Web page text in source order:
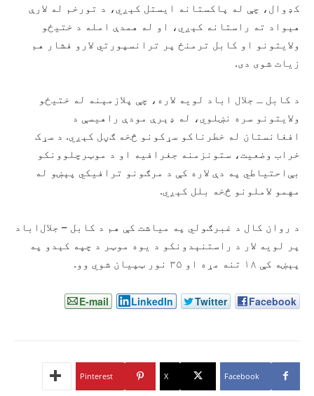
کډوال، چې له پاکستانه ایستل کېږي، د تورخم له لارې
هېواد ته راستانه کېږي، او له همدې امله د ختیځو
ولایتونو او کابل ترمنځ پر ترانسپورتي لارو فشار هم
زیات شوی دی.
د کابل ـ جلال اباد لویه لاره، چې پلازمېنه له ختیځو
ولایتونو سره نښلوي، له ډېرې مودې راهیسې د
افغانستان له خطرناکو سړکونو څخه ګڼل کېږي. د سړک
خراب وضعیت، ستونزمنه جغرافیه او د موټرچلوونکو
بې‌احتیاطي په دې لاره کې د مرګونو ترافیکي پېښو له
مهمو لاملونو څخه بلل کېږي.
د روان کال د غبرګولي په میاشت کې هم د کابل – جلال‌اباد
پر لویه لار د راستنېدونکو د یوه موټر د چپه کېدو په
پېښه کې ۱۸ تنه مړه او ۳۵ نور ټپیان شوي وو.
Facebook
Twitter
LinkedIn
E-mail
Facebook
X
Pinterest